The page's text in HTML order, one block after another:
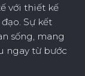
với thiết kế
Sự kết
sống, mang
ngay từ bước